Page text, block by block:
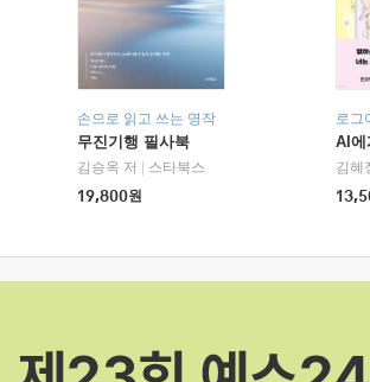
손으로 읽고 쓰는 명작
무진기행 필사북
김승옥 저
스타북스
19,800원
로그
AI에
김혜